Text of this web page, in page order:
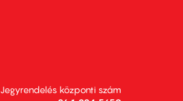
Jegyrendelés központi szám